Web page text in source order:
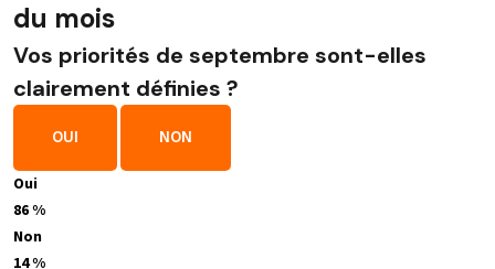
du mois
Vos priorités de septembre sont-elles
clairement définies ?
OUI NON
Oui
86 %
Non
14 %